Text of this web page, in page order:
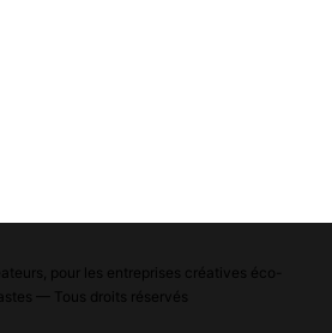
pour les entreprises créatives éco-
— Tous droits réservés